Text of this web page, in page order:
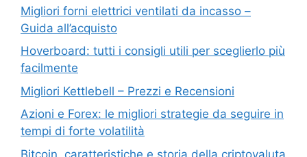
Migliori forni elettrici ventilati da incasso –
Guida all’acquisto
Hoverboard: tutti i consigli utili per sceglierlo più
facilmente
Migliori Kettlebell – Prezzi e Recensioni
Azioni e Forex: le migliori strategie da seguire in
tempi di forte volatilità
Bitcoin, caratteristiche e storia della criptovaluta